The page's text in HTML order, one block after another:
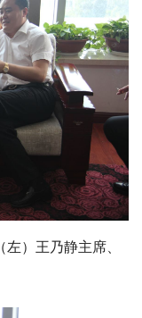
）王乃静主席、